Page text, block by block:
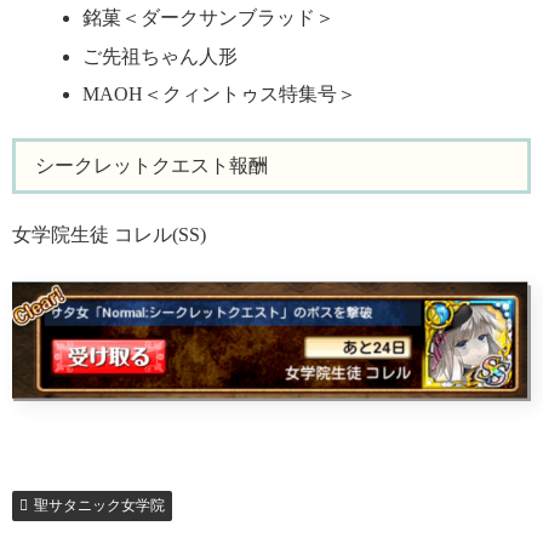
銘菓＜ダークサンブラッド＞
ご先祖ちゃん人形
MAOH＜クィントゥス特集号＞
シークレットクエスト報酬
女学院生徒 コレル(SS)
聖サタニック女学院